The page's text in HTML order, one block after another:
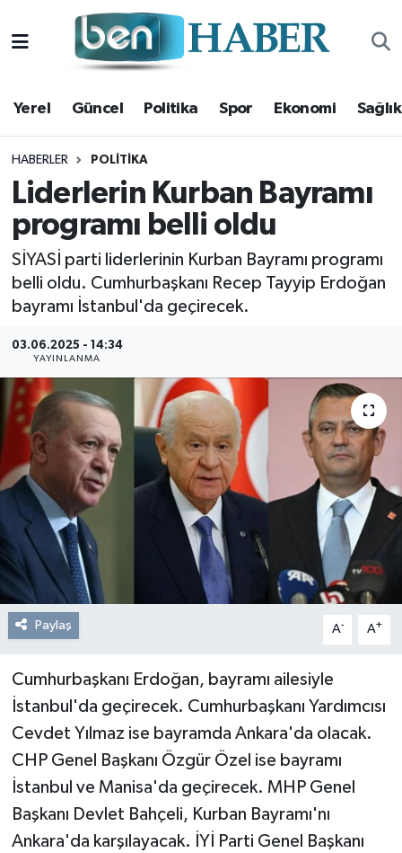
Yerel Güncel Politika Spor Ekonomi Sağlık
HABERLER POLITIKA
Liderlerin Kurban Bayramı
programı belli oldu
SİYASİ parti liderlerinin Kurban Bayramı programı
belli oldu. Cumhurbaşkanı Recep Tayyip Erdoğan
bayramı İstanbul'da geçirecek.
03.06.2025 - 14:34
YAYINLANMA
Paylaş A- A+
Cumhurbaşkanı Erdoğan, bayramı ailesiyle
İstanbul'da geçirecek. Cumhurbaşkanı Yardımcısı
Cevdet Yılmaz ise bayramda Ankara'da olacak.
CHP Genel Başkanı Özgür Özel ise bayramı
İstanbul ve Manisa'da geçirecek. MHP Genel
Başkanı Devlet Bahçeli, Kurban Bayramı'nı
Ankara'da karşılayacak. İYİ Parti Genel Başkanı
Yerel
Güncel
Politika
Spor
Ekonomi
Sağlık
Magazin
Kültür Sanat
Resmi Reklam
Röportajlar
Hava Durumu
Trafik Durumu
Süper Lig Puan Durumu ve Fikstür
Tüm Manşetler
Son Dakika Haberleri
Haber Arşivi